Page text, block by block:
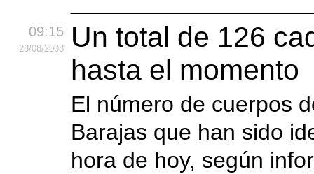
09:15
28/08/2008
Un total de 126
hasta el momento
El número de cuerpos
Barajas que han sido
hora de hoy, según